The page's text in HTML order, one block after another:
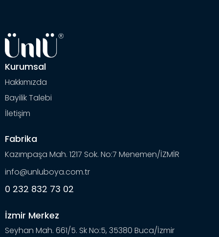
Kurumsal
Hakkımızda
Bayilik Talebi
İletişim
Fabrika
Kazımpaşa Mah. 1217 Sok. No:7 Menemen/İZMİR
info@unluboya.com.tr
0 232 832 73 02
İzmir Merkez
Seyhan Mah. 661/5. Sk No:5, 35380 Buca/İzmir